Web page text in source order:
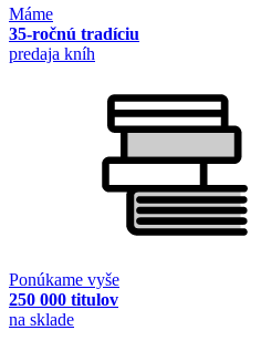
Máme
35-ročnú tradíciu
predaja kníh
Ponúkame vyše
250 000 titulov
na sklade